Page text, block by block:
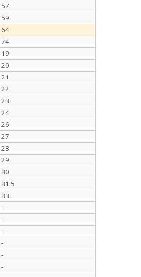
57
59
64
74
19
20
21
22
23
24
26
27
28
29
30
31.5
33
-
-
-
-
-
-